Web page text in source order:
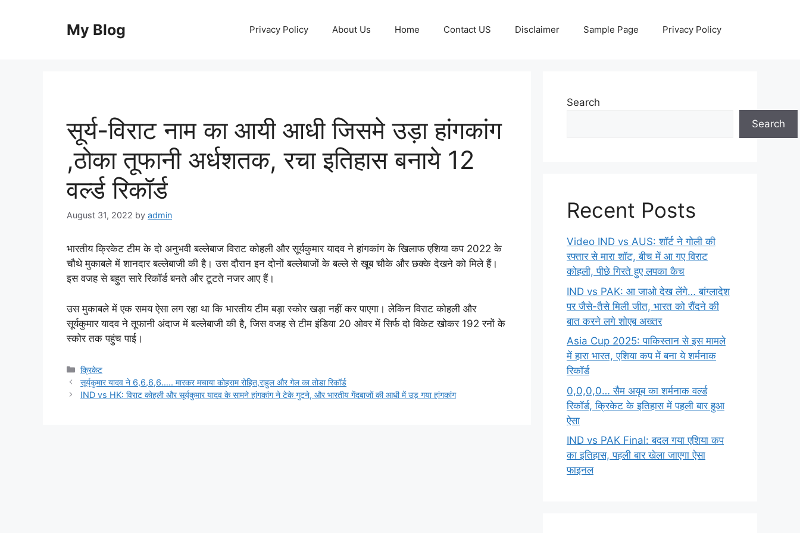
My Blog Privacy Policy About Us Home Contact US Disclaimer Sample Page Privacy Policy
सूर्य-विराट नाम का आयी आधी जिसमे उड़ा हांगकांग
,ठोका तूफानी अर्धशतक, रचा इतिहास बनाये 12
वर्ल्ड रिकॉर्ड
August 31, 2022 by admin
भारतीय क्रिकेट टीम के दो अनुभवी बल्लेबाज विराट कोहली और सूर्यकुमार यादव ने हांगकांग के खिलाफ एशिया कप 2022 के
चौथे मुकाबले में शानदार बल्लेबाजी की है। उस दौरान इन दोनों बल्लेबाजों के बल्ले से खूब चौके और छक्के देखने को मिले हैं।
इस वजह से बहुत सारे रिकॉर्ड बनते और टूटते नजर आए हैं।
उस मुकाबले में एक समय ऐसा लग रहा था कि भारतीय टीम बड़ा स्कोर खड़ा नहीं कर पाएगा। लेकिन विराट कोहली और
सूर्यकुमार यादव ने तूफानी अंदाज में बल्लेबाजी की है, जिस वजह से टीम इंडिया 20 ओवर में सिर्फ दो विकेट खोकर 192 रनों के
स्कोर तक पहुंच पाई।
Categories
क्रिकेट
सूर्यकुमार यादव ने 6,6,6,6….. मारकर मचाया कोहराम रोहित,राहुल और गेल का तोडा रिकॉर्ड
IND vs HK: विराट कोहली और सूर्यकुमार यादव के सामने हांगकांग ने टेके गुटने, और भारतीय गेंदबाजों की आधी में उड़ गया हांगकांग
Search
Search
Recent Posts
Video IND vs AUS: शॉर्ट ने गोली की
रफ्तार से मारा शॉट, बीच में आ गए विराट
कोहली, पीछे गिरते हुए लपका कैच
IND vs PAK: आ जाओ देख लेंगे… बांग्लादेश
पर जैसे-तैसे मिली जीत, भारत को रौंदने की
बात करने लगे शोएब अख्तर
Asia Cup 2025: पाकिस्तान से इस मामले
में हारा भारत, एशिया कप में बना ये शर्मनाक
रिकॉर्ड
0,0,0,0… सैम अयूब का शर्मनाक वर्ल्ड
रिकॉर्ड, क्रिकेट के इतिहास में पहली बार हुआ
ऐसा
IND vs PAK Final: बदल गया एशिया कप
का इतिहास, पहली बार खेला जाएगा ऐसा
फाइनल